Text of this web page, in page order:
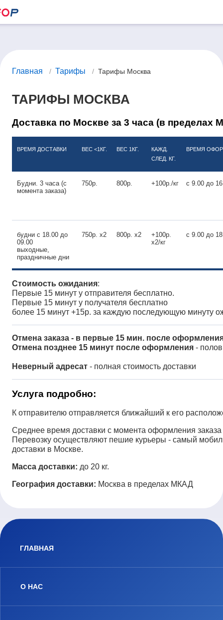
Главная / Тарифы / Тарифы Москва
ТАРИФЫ МОСКВА
Доставка по Москве за 3 часа (в пределах
ВРЕМЯ ДОСТАВКИ ВЕС <1КГ. ВЕС 1КГ.
КАЖД.
СЛЕД. КГ.
ВРЕМЯ
Будни. 3 часа (с
момента заказа)
750р. 800р. +100р./кг с 9.00 до
будни с 18.00 до
09.00
выходные,
праздничные дни
750р. x2 800р. x2
+100р.
x2/кг
с 9.00 до
Стоимость ожидания:
Первые 15 минут у отправителя бесплатно.
Первые 15 минут у получателя бесплатно
более 15 минут +15р. за каждую последующую минуту
Отмена заказа - в первые 15 мин. после
Отмена позднее 15 минут после оформления -
Неверный адресат - полная стоимость доставки
Услуга подробно:
К отправителю отправляется ближайший к его
Среднее время доставки с момента оформления заказа
Перевозку осуществляют пешие курьеры - самый
доставки в Москве.
Масса доставки: до 20 кг.
География доставки: Москва в пределах МКАД
ГЛАВНАЯ
О НАС